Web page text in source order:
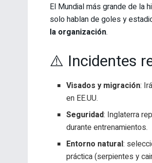
El Mundial más grande de la
solo hablan de goles y
la organización.
⚠️ Incidentes
Visados y migración:
en EE.UU.
Seguridad: Inglaterra
durante entrenamientos.
Entorno natural:
práctica (serpientes y